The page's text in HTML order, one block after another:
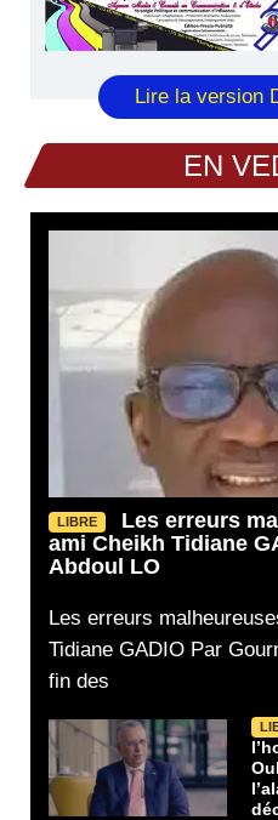
Lire la version
EN
LIBRE
Les erreurs
ami Cheikh Tidiane
Abdoul LO
Les erreurs
Tidiane GADIO Par
fin des